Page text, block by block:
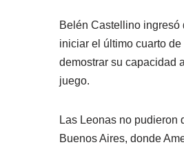
Belén Castellino ingresó
iniciar el último cuarto
demostrar su capacidad
juego.
Las Leonas no pudieron
Buenos Aires, donde